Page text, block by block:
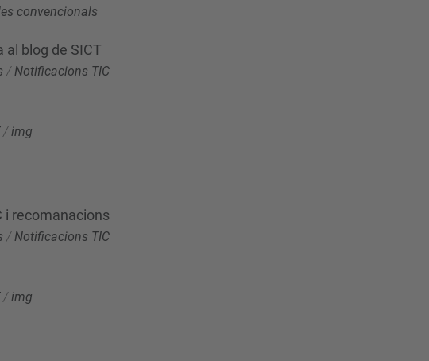
convencionals
al blog de SICT
/Notificacions TIC
/img
i recomanacions
/Notificacions TIC
/img